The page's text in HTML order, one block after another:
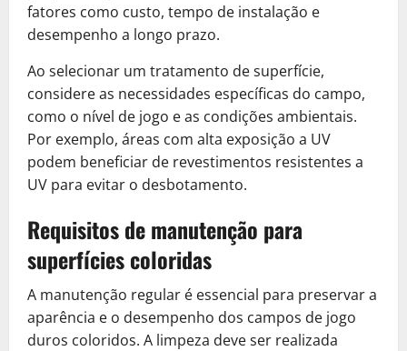
fatores como custo, tempo de instalação e
desempenho a longo prazo.
Ao selecionar um tratamento de superfície,
considere as necessidades específicas do campo,
como o nível de jogo e as condições ambientais.
Por exemplo, áreas com alta exposição a UV
podem beneficiar de revestimentos resistentes a
UV para evitar o desbotamento.
Requisitos de manutenção para
superfícies coloridas
A manutenção regular é essencial para preservar a
aparência e o desempenho dos campos de jogo
duros coloridos. A limpeza deve ser realizada